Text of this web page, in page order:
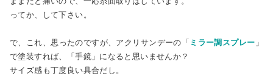
ってか、して下さい。
で、これ、思ったのですが、アクリサンデーの「 ミラー調スプレー 」
で塗装すれば、「手鏡」になると思いませんか？
サイズ感も丁度良い具合だし。